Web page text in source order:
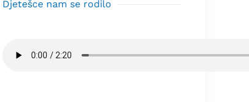
Djetešce nam se rodilo